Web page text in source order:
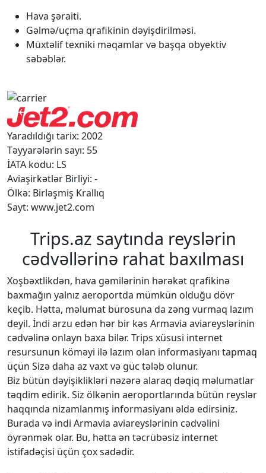
Hava şəraiti.
Gəlmə/uçma qrafikinin dəyişdirilməsi.
Müxtəlif texniki məqamlar və başqa obyektiv
səbəblər.
Yaradıldığı tarix: 2002
Təyyarələrin sayı: 55
İATA kodu: LS
Aviaşirkətlər Birliyi: -
Ölkə: Birləşmiş Krallıq
Sayt: www.jet2.com
Trips.az saytında reyslərin
cədvəllərinə rahat baxılması
Xoşbəxtlikdən, hava gəmilərinin hərəkət qrafikinə
baxmağın yalnız aeroportda mümkün olduğu dövr
keçib. Hətta, məlumat bürosuna da zəng vurmaq lazım
deyil. İndi arzu edən hər bir kəs Armavia aviareyslərinin
cədvəlinə onlayn baxa bilər. Trips xüsusi internet
resursunun köməyi ilə lazım olan informasiyanı tapmaq
üçün Sizə daha az vaxt və güc tələb olunur.
Biz bütün dəyişiklikləri nəzərə alaraq dəqiq məlumatlar
təqdim edirik. Siz ölkənin aeroportlarında bütün reyslər
haqqında nizamlanmış informasiyanı əldə edirsiniz.
Burada və indi Armavia aviareyslərinin cədvəlini
öyrənmək olar. Bu, hətta ən təcrübəsiz internet
istifadəçisi üçün çox sadədir.